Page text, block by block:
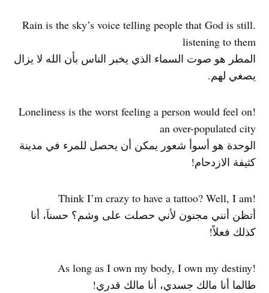
.Rain is the sky’s voice telling people that God is still
listening to them
المطر هو صوت السماء الذي يخبر الناس بأن الله لا يزال
يصغي لهم.
!Loneliness is the worst feeling a person would feel on
an over-populated city
الوحدة هو أسوأ شعور يمكن أن يحصل للمرء في مدينة
كثيفة الازدحام!
!Think I’m crazy to have a tattoo? Well, I am
أتظن أنني مجنون لأني حصلت على وشم؟ حسناَ، أنا
كذلك فعلاً!
!As long as I own my body, I own my destiny
طالما أنا مالك جسدي، أنا مالك قدري!